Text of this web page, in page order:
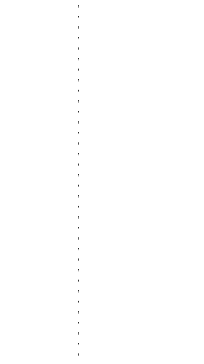
,
,
,
,
,
,
,
,
,
,
,
,
,
,
,
,
,
,
,
,
,
,
,
,
,
,
,
,
,
,
,
,
,
,
,